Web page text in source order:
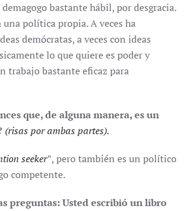
bastante hábil, por desgracia.
una política propia. A veces ha
demócratas, a veces con ideas
lo que quiere es poder y
trabajo bastante eficaz para
que, de alguna manera, es un
(risas por ambas partes).
seeker”, pero también es un político
competente.
preguntas: Usted escribió un libro